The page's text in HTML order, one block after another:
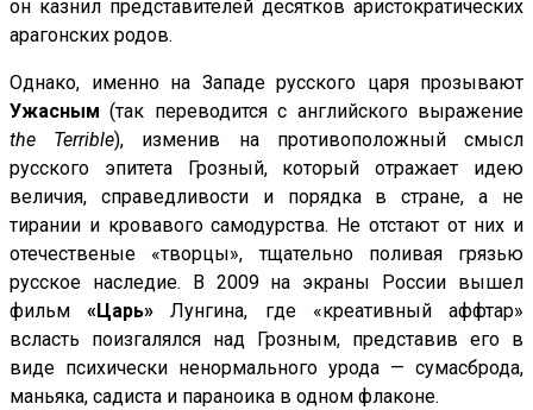
он казнил представителей десятков аристократических
арагонских родов.
Однако, именно на Западе русского царя прозывают
Ужасным (так переводится с английского выражение
the Terrible), изменив на противоположный смысл
русского эпитета Грозный, который отражает идею
величия, справедливости и порядка в стране, а не
тирании и кровавого самодурства. Не отстают от них и
отечественые «творцы», тщательно поливая грязью
русское наследие. В 2009 на экраны России вышел
фильм«Царь» Лунгина, где «креативный аффтар»
всласть поизгалялся над Грозным, представив его в
виде психически ненормального урода — сумасброда,
маньяка, садиста и параноика в одном флаконе.